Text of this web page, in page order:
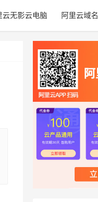
云无影云电脑 阿里云域名